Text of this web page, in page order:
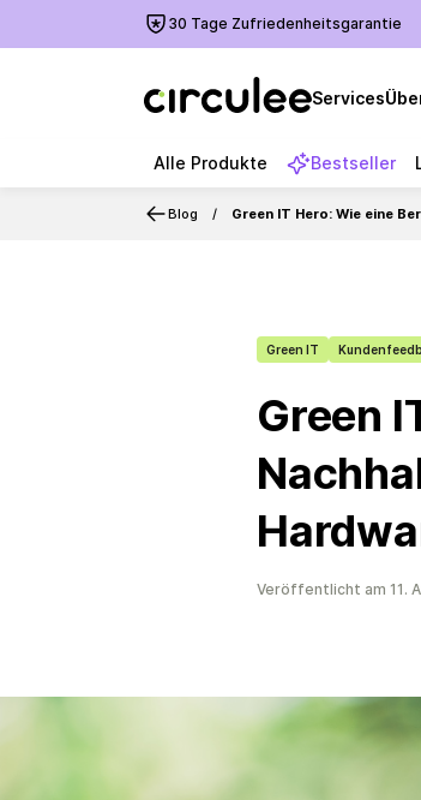
30 Tage Zufriedenheitsgarantie
Services
Alle Produkte Bestseller
Blog Green IT Hero: Wie eine
Green IT
Green
Veröffentlicht am 11.